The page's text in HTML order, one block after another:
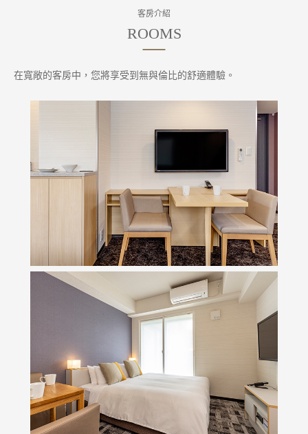
客房介紹
在寬敞的客房中，您將享受到無與倫比的舒適體驗。